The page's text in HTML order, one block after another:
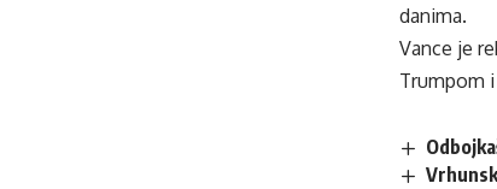
danima.
Vance je
Trumpom